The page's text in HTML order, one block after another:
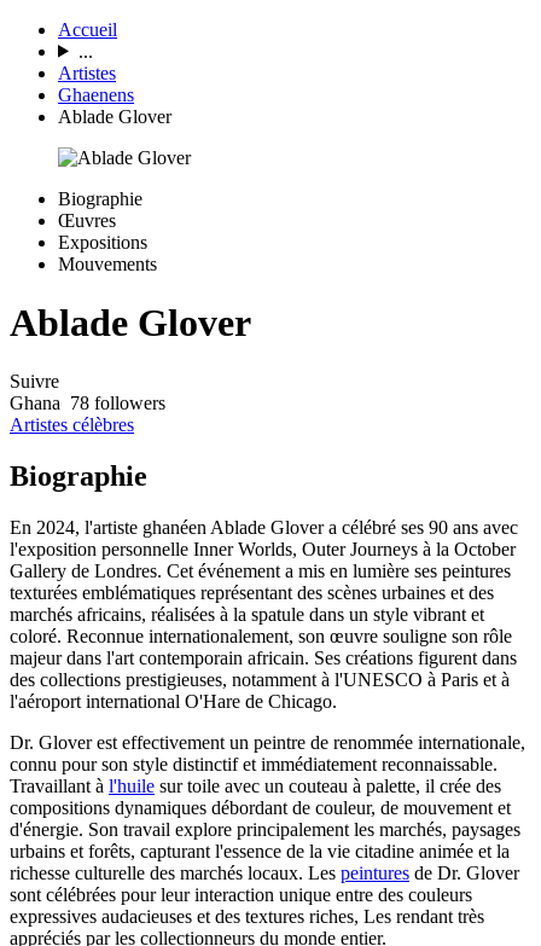
Accueil
...
Artistes
Ghaenens
Ablade Glover
Biographie
Œuvres
Expositions
Mouvements
Ablade Glover
Suivre
Ghana 78 followers
Artistes célèbres
Biographie
En 2024, l'artiste ghanéen Ablade Glover a célébré ses 90 ans avec
l'exposition personnelle Inner Worlds, Outer Journeys à la October
Gallery de Londres. Cet événement a mis en lumière ses peintures
texturées emblématiques représentant des scènes urbaines et des
marchés africains, réalisées à la spatule dans un style vibrant et
coloré. Reconnue internationalement, son œuvre souligne son rôle
majeur dans l'art contemporain africain. Ses créations figurent dans
des collections prestigieuses, notamment à l'UNESCO à Paris et à
l'aéroport international O'Hare de Chicago.
Dr. Glover est effectivement un peintre de renommée internationale,
connu pour son style distinctif et immédiatement reconnaissable.
Travaillant à l'huile sur toile avec un couteau à palette, il crée des
compositions dynamiques débordant de couleur, de mouvement et
d'énergie. Son travail explore principalement les marchés, paysages
urbains et forêts, capturant l'essence de la vie citadine animée et la
richesse culturelle des marchés locaux. Les peintures de Dr. Glover
sont célébrées pour leur interaction unique entre des couleurs
expressives audacieuses et des textures riches, Les rendant très
appréciés par les collectionneurs du monde entier.